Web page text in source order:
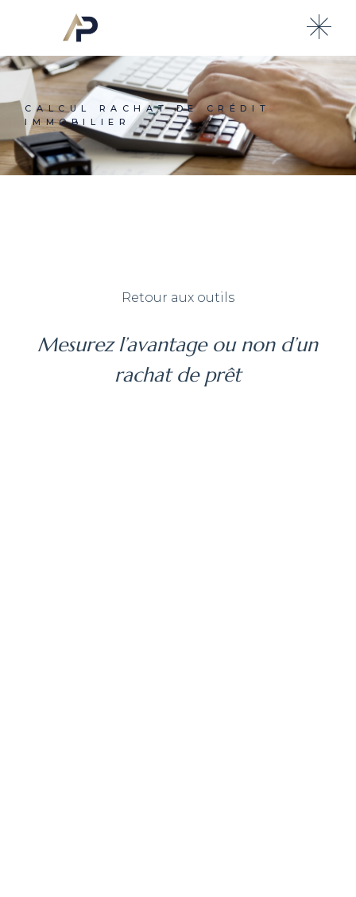
CALCUL RACHAT DE CRÉDIT
IMMOBILIER
Retour aux outils
Mesurez l’avantage ou non d’un
rachat de prêt